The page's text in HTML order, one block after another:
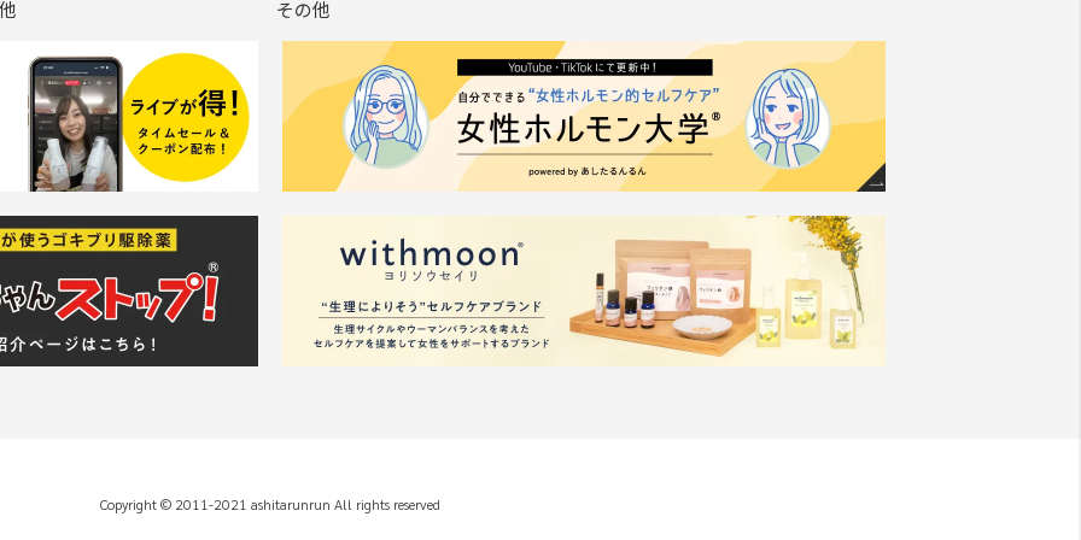
その他
Copyright © 2011-2021 ashitarunrun All rights reserved